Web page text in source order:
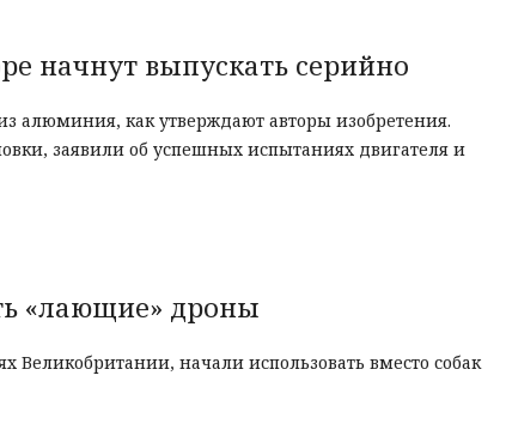
начнут выпускать серийно
алюминия, как утверждают авторы изобретения.
заявили об успешных испытаниях двигателя и
«лающие» дроны
начали использовать вместо собак